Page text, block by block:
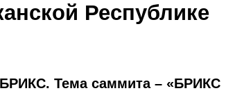
Республике
Тема саммита – «БРИКС